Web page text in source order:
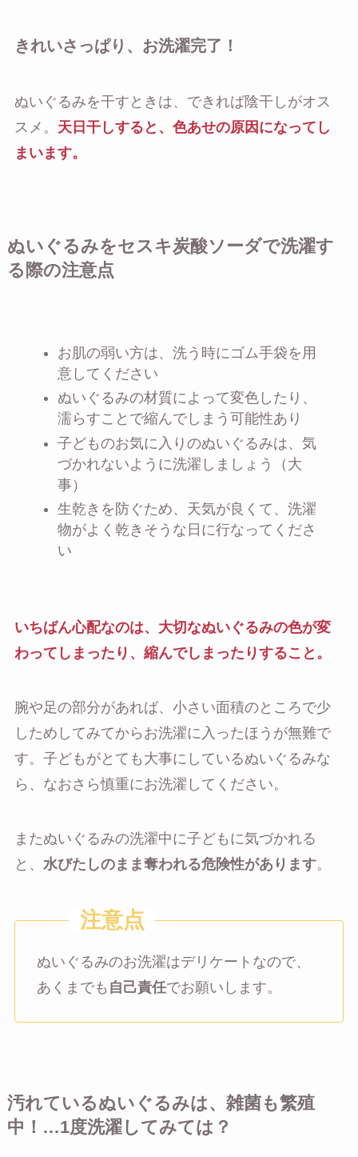
きれいさっぱり、お洗濯完了！
ぬいぐるみを干すときは、できれば陰干しがオス
スメ。 天日干しすると、色あせの原因になってし
まいます。
ぬいぐるみをセスキ炭酸ソーダで洗濯す
る際の注意点
お肌の弱い方は、洗う時にゴム手袋を用
意してください
ぬいぐるみの材質によって変色したり、
濡らすことで縮んでしまう可能性あり
子どものお気に入りのぬいぐるみは、気
づかれないように洗濯しましょう（大
事）
生乾きを防ぐため、天気が良くて、洗濯
物がよく乾きそうな日に行なってくださ
い
いちばん心配なのは、大切なぬいぐるみの色が変
わってしまったり、縮んでしまったりすること。
腕や足の部分があれば、小さい面積のところで少
しためしてみてからお洗濯に入ったほうが無難で
す。子どもがとても大事にしているぬいぐるみな
ら、なおさら慎重にお洗濯してください。
またぬいぐるみの洗濯中に子どもに気づかれる
と、 水びたしのまま奪われる危険性があります。
ぬいぐるみのお洗濯はデリケートなので、
あくまでも 自己責任でお願いします。
汚れているぬいぐるみは、雑菌も繁殖
中！…1度洗濯してみては？